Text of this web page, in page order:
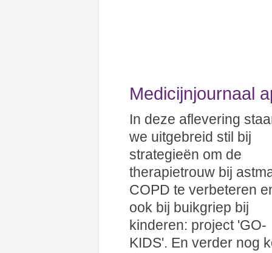
Medicijnjournaal
In deze aflevering
we uitgebreid stil bij
strategieën om de
therapietrouw bij
COPD te verbeteren
ook bij buikgriep bij
kinderen: project 'GO-
KIDS'. En verder nog